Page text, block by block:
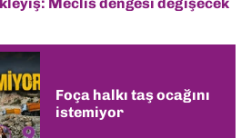
Foça halkı taş ocağını
istemiyor